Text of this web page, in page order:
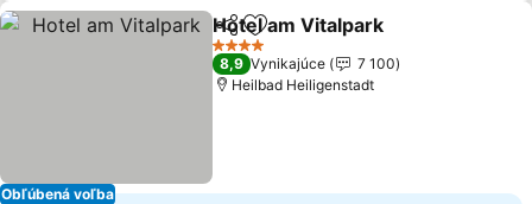
Obľúbená voľba
ZdieľaťPridať do obľúbených
Hotel am Vitalpark
4 Počet hviezdičiek
8,9 Vynikajúce
7 100
Heilbad Heiligenstadt